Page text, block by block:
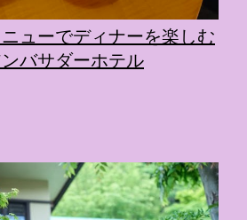
ューでディナーを楽しむ
バサダーホテル